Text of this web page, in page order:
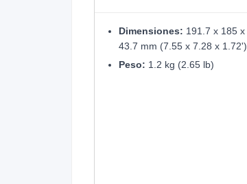
Dimensiones: 191.7 x 185 x
43.7 mm (7.55 x 7.28 x 1.72')
Peso: 1.2 kg (2.65 lb)